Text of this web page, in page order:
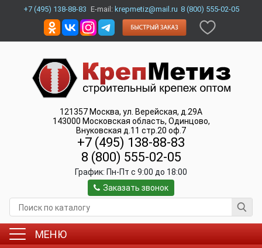
+7 (495) 138-88-83 E-mail: krepmetiz@mail.ru 8 (800) 555-02-05
121357 Москва, ул. Верейская, д.29А
143000 Московская область, Одинцово,
Внуковская д.11 стр.20 оф.7
+7 (495) 138-88-83
8 (800) 555-02-05
График: Пн-Пт c 9:00 до 18:00
Заказать звонок
МЕНЮ